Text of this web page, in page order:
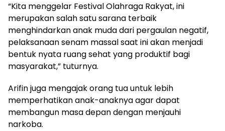
“Kita menggelar Festival Olahraga Rakyat, ini
merupakan salah satu sarana terbaik
menghindarkan anak muda dari pergaulan negatif,
pelaksanaan senam massal saat ini akan menjadi
bentuk nyata ruang sehat yang produktif bagi
masyarakat,” tuturnya.
Arifin juga mengajak orang tua untuk lebih
memperhatikan anak-anaknya agar dapat
membangun masa depan dengan menjauhi
narkoba.